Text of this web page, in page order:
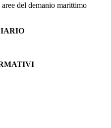
del demanio marittimo